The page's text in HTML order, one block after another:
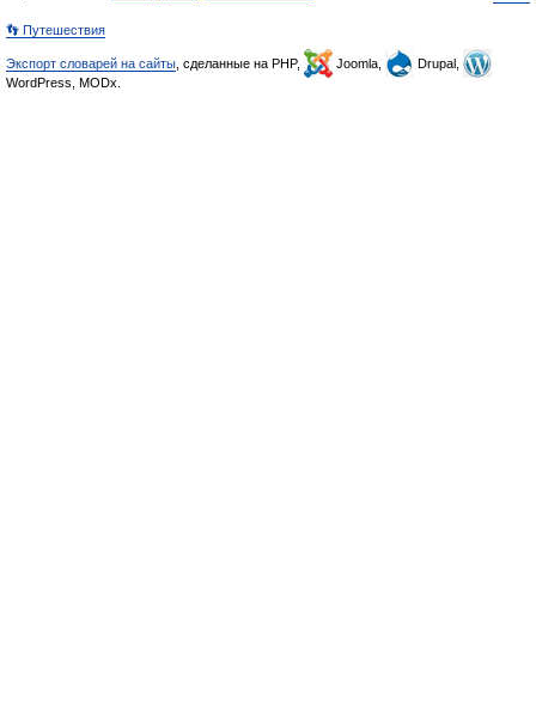
👣 Путешествия
Экспорт словарей на сайты , сделанные на PHP, Joomla,
Drupal,
WordPress, MODx.